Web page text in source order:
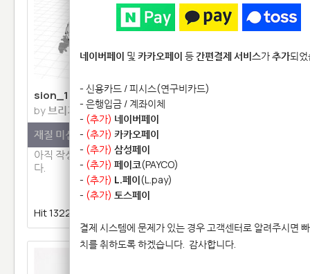
sion_1762
by브리기테
재질 미선택
아직 작성된 모델설명이 없습니
다.
Hit 13229 |
Drawing3
네이버페이 및 카카오페이 등간편결제 서비스가추가되
- 신용카드 / 피시스(연구비카드)
- 은행입금 / 계좌이체
- (추가) 네이버페이
- (추가) 카카오페이
- (추가) 삼성페이
- (추가) 페이코(PAYCO)
- (추가) L.페이(L.pay)
- (추가) 토스페이
결제 시스템에 문제가 있는 경우 고객센터로 알려주시면
치를 취하도록 하겠습니다. 감사합니다.